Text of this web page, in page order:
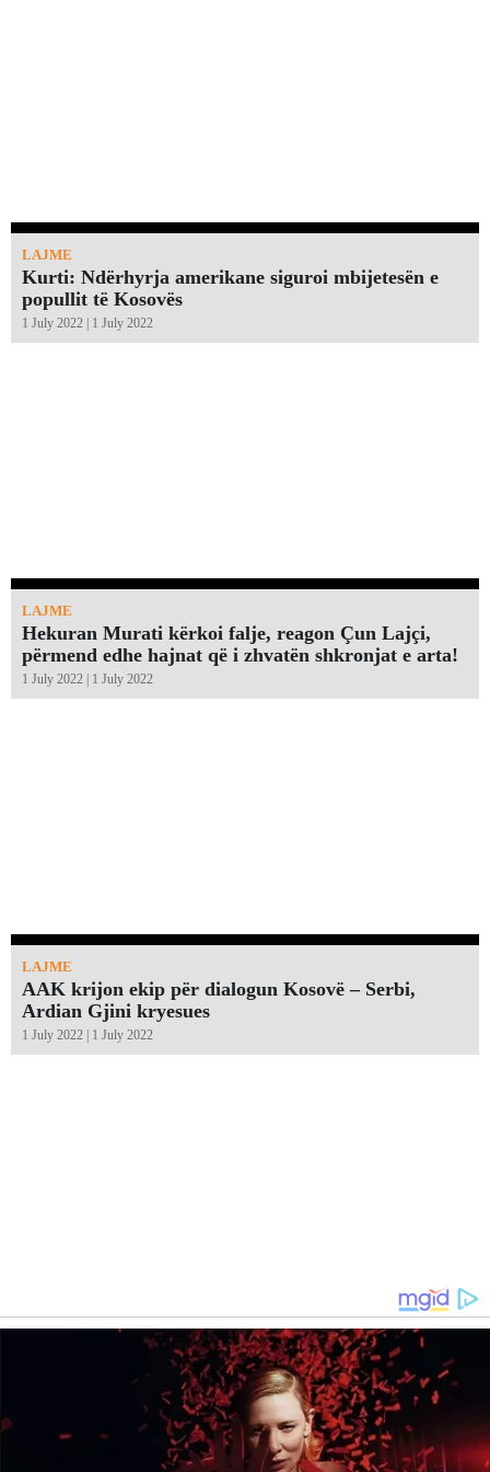
LAJME
Kurti: Ndërhyrja amerikane siguroi mbijetesën e
popullit të Kosovës
1 July 2022 | 1 July 2022
LAJME
Hekuran Murati kërkoi falje, reagon Çun Lajçi,
përmend edhe hajnat që i zhvatën shkronjat e arta!￼
1 July 2022 | 1 July 2022
LAJME
AAK krijon ekip për dialogun Kosovë – Serbi,
Ardian Gjini kryesues
1 July 2022 | 1 July 2022